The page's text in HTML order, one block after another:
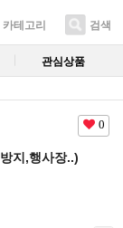
카테고리 검색
관심상품
0
지,행사장..)